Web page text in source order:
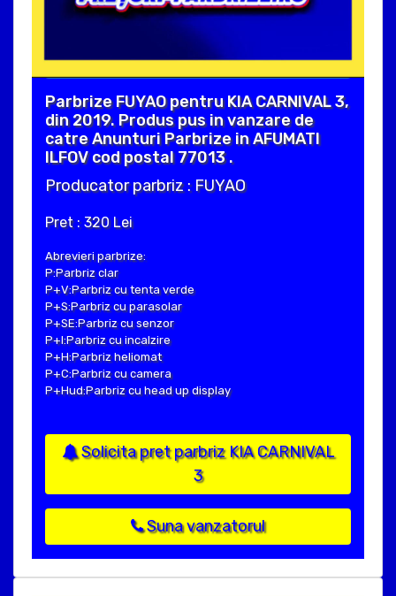
Parbrize FUYAO pentru KIA CARNIVAL 3,
din 2019. Produs pus in vanzare de
catre Anunturi Parbrize in AFUMATI
ILFOV cod postal 77013 .
Producator parbriz : FUYAO
Pret : 320 Lei
Abrevieri parbrize:
P:Parbriz clar
P+V:Parbriz cu tenta verde
P+S:Parbriz cu parasolar
P+SE:Parbriz cu senzor
P+I:Parbriz cu incalzire
P+H:Parbriz heliomat
P+C:Parbriz cu camera
P+Hud:Parbriz cu head up display
Solicita pret parbriz KIA CARNIVAL
3
Suna vanzatorul